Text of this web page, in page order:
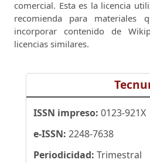
comercial. Esta es la licencia
recomienda para materiales
incorporar contenido de
licencias similares.
ISSN impreso: 0123-921X
e-ISSN: 2248-7638
Periodicidad: Trimestral